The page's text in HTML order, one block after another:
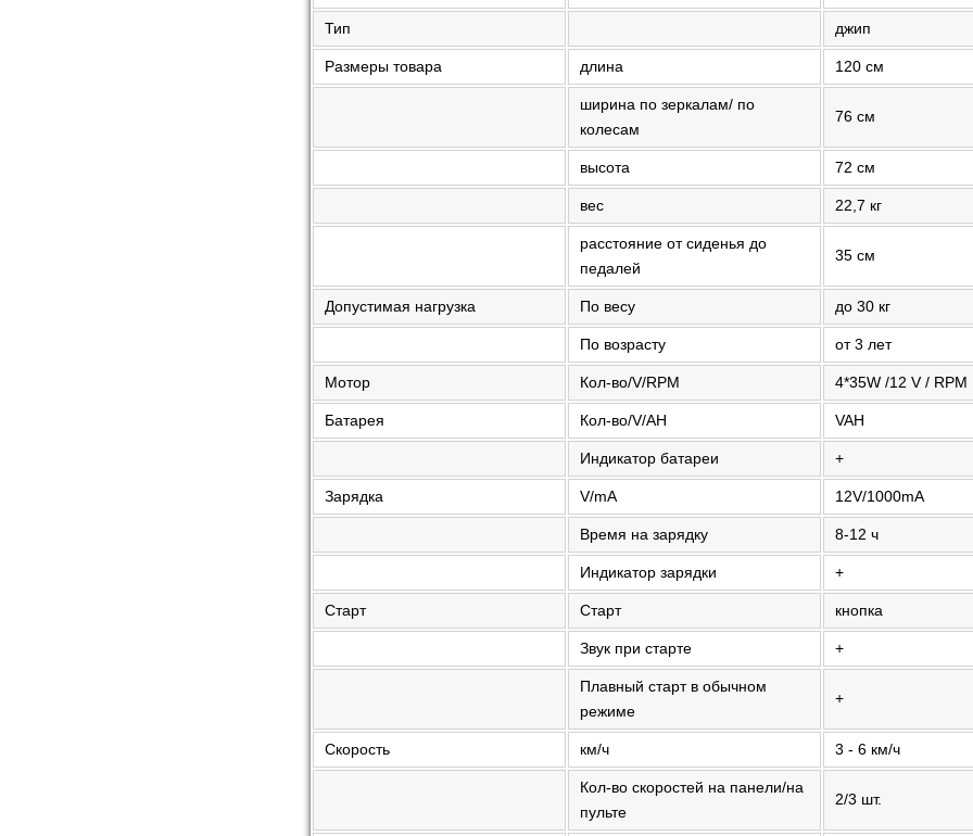
Тип джип
Размеры товара длина 120 см
ширина по зеркалам/ по
колесам
76 см
высота 72 см
вес 22,7 кг
расстояние от сиденья до
педалей
35 см
Допустимая нагрузка По весу до 30 кг
По возрасту от 3 лет
Мотор Кол-во/V/RPM 4*35W /12 V / RPM
Батарея Кол-во/V/AH VAH
Индикатор батареи +
Зарядка V/mA 12V/1000mA
Время на зарядку 8-12 ч
Индикатор зарядки +
Старт Старт кнопка
Звук при старте +
Плавный старт в обычном
режиме
+
Скорость км/ч 3 - 6 км/ч
Кол-во скоростей на панели/на
пульте
2/3 шт.